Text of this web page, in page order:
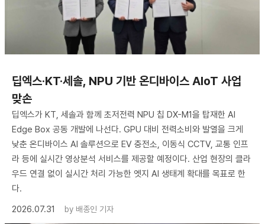
딥엑스·KT·세솔, NPU 기반 온디바이스 AIoT 사업
맞손
딥엑스가 KT, 세솔과 함께 초저전력 NPU 칩 DX-M1을 탑재한 AI
Edge Box 공동 개발에 나선다. GPU 대비 전력소비와 발열을 크게
낮춘 온디바이스 AI 솔루션으로 EV 충전소, 이동식 CCTV, 교통 인프
라 등에 실시간 영상분석 서비스를 제공할 예정이다. 산업 현장의 클라
우드 연결 없이 실시간 처리 가능한 엣지 AI 생태계 확대를 목표로 한
다.
2026.07.31
by 배종인 기자